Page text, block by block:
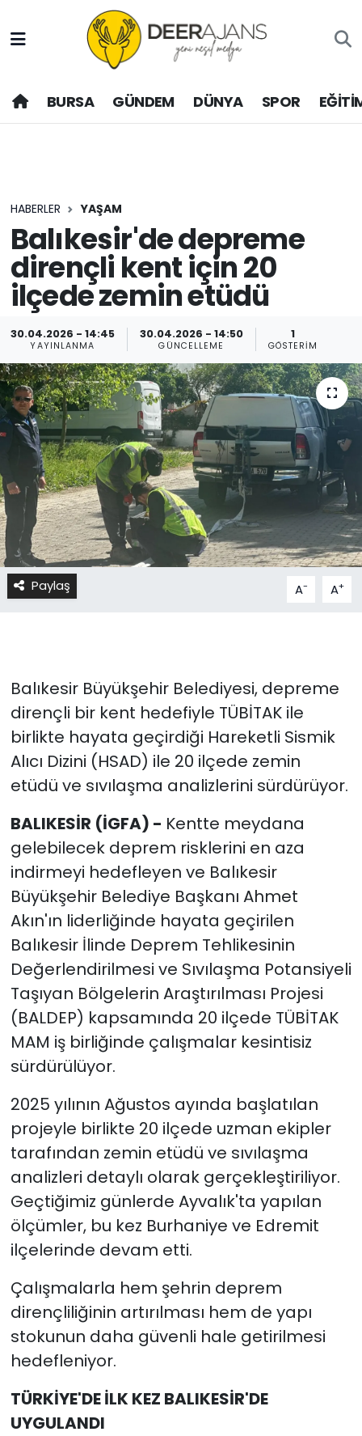
BURSA GÜNDEM DÜNYA SPOR
HABERLER YAŞAM
Balıkesir'de depreme
dirençli kent için 20
ilçede zemin etüdü
30.04.2026 - 14:45
YAYINLANMA
30.04.2026 - 14:50
GÜNCELLEME
1
GÖSTERIM
Paylaş A- A+
Balıkesir Büyükşehir Belediyesi, depreme
dirençli bir kent hedefiyle TÜBİTAK ile
birlikte hayata geçirdiği Hareketli Sismik
Alıcı Dizini (HSAD) ile 20 ilçede zemin
etüdü ve sıvılaşma analizlerini sürdürüyor.
BALIKESİR (İGFA) - Kentte meydana
gelebilecek deprem risklerini en aza
indirmeyi hedefleyen ve Balıkesir
Büyükşehir Belediye Başkanı Ahmet
Akın'ın liderliğinde hayata geçirilen
Balıkesir İlinde Deprem Tehlikesinin
Değerlendirilmesi ve Sıvılaşma Potansiyeli
Taşıyan Bölgelerin Araştırılması Projesi
(BALDEP) kapsamında 20 ilçede TÜBİTAK
MAM iş birliğinde çalışmalar kesintisiz
sürdürülüyor.
2025 yılının Ağustos ayında başlatılan
projeyle birlikte 20 ilçede uzman ekipler
tarafından zemin etüdü ve sıvılaşma
analizleri detaylı olarak gerçekleştiriliyor.
Geçtiğimiz günlerde Ayvalık'ta yapılan
ölçümler, bu kez Burhaniye ve Edremit
ilçelerinde devam etti.
Çalışmalarla hem şehrin deprem
dirençliliğinin artırılması hem de yapı
stokunun daha güvenli hale getirilmesi
hedefleniyor.
TÜRKİYE'DE İLK KEZ BALIKESİR'DE
UYGULANDI
Hava Durumu
Trafik Durumu
Son Dakika Haberleri
Haber Arşivi